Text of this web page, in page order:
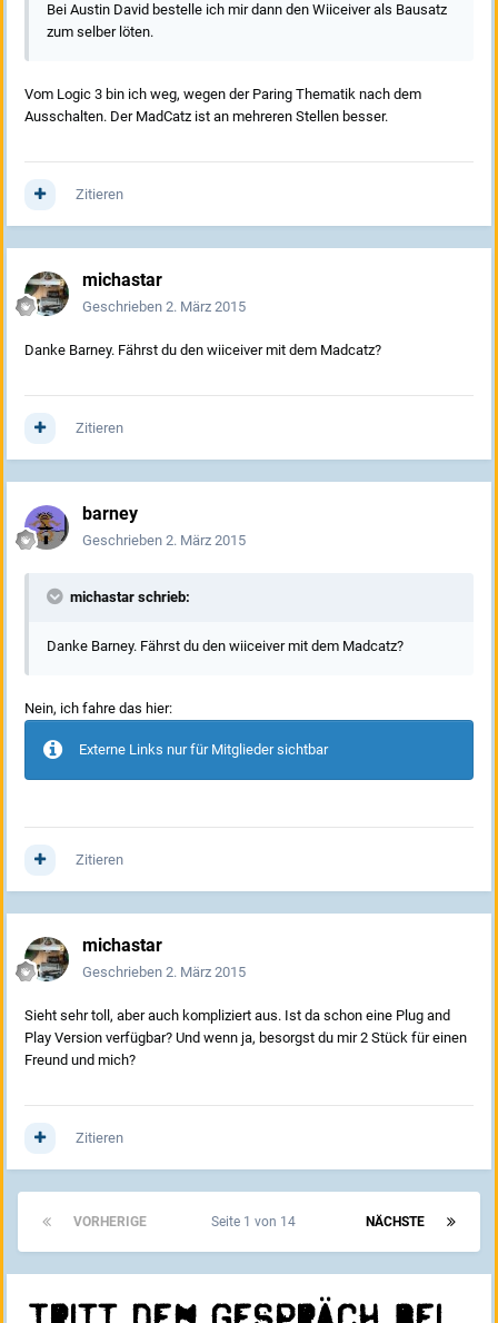
Bei Austin David bestelle ich mir dann den Wiiceiver als Bausatz
zum selber löten.
Vom Logic 3 bin ich weg, wegen der Paring Thematik nach dem
Ausschalten. Der MadCatz ist an mehreren Stellen besser.
Zitieren
michastar
Geschrieben 2. März 2015
Danke Barney. Fährst du den wiiceiver mit dem Madcatz?
Zitieren
barney
Geschrieben 2. März 2015
michastar schrieb:
Danke Barney. Fährst du den wiiceiver mit dem Madcatz?
Nein, ich fahre das hier:
Externe Links nur für Mitglieder sichtbar
Zitieren
michastar
Geschrieben 2. März 2015
Sieht sehr toll, aber auch kompliziert aus. Ist da schon eine Plug and
Play Version verfügbar? Und wenn ja, besorgst du mir 2 Stück für einen
Freund und mich?
Zitieren
VORHERIGE NÄCHSTE
Seite 1 von 14